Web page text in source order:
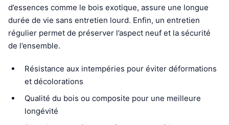
d’essences comme le bois exotique, assure une longue
durée de vie sans entretien lourd. Enfin, un entretien
régulier permet de préserver l’aspect neuf et la sécurité
de l’ensemble.
Résistance aux intempéries pour éviter déformations
et décolorations
Qualité du bois ou composite pour une meilleure
longévité